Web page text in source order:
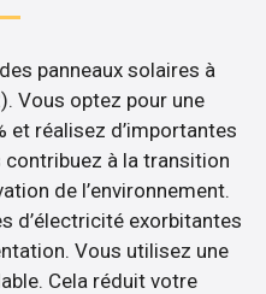
panneaux solaires à
Vous optez pour une
réalisez d’importantes
contribuez à la transition
de l’environnement.
d’électricité exorbitantes
Vous utilisez une
Cela réduit votre